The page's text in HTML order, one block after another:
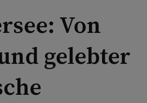
Von
gelebter